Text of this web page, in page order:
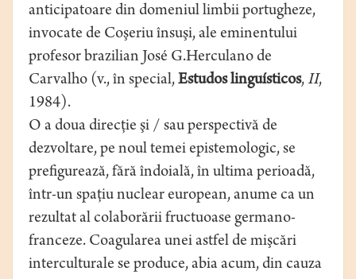
anticipatoare din domeniul limbii portugheze,
invocate de Coşeriu însuşi, ale eminentului
profesor brazilian José G.Herculano de
Carvalho (v., în special,Estudos linguísticos,II,
1984).
O a doua direcţie şi / sau perspectivă de
dezvoltare, pe noul temei epistemologic, se
prefigurează, fără îndoială, în ultima perioadă,
într-un spaţiu nuclear european, anume ca un
rezultat al colaborării fructuoase germano-
franceze. Coagularea unei astfel de mişcări
interculturale se produce, abia acum, din cauza